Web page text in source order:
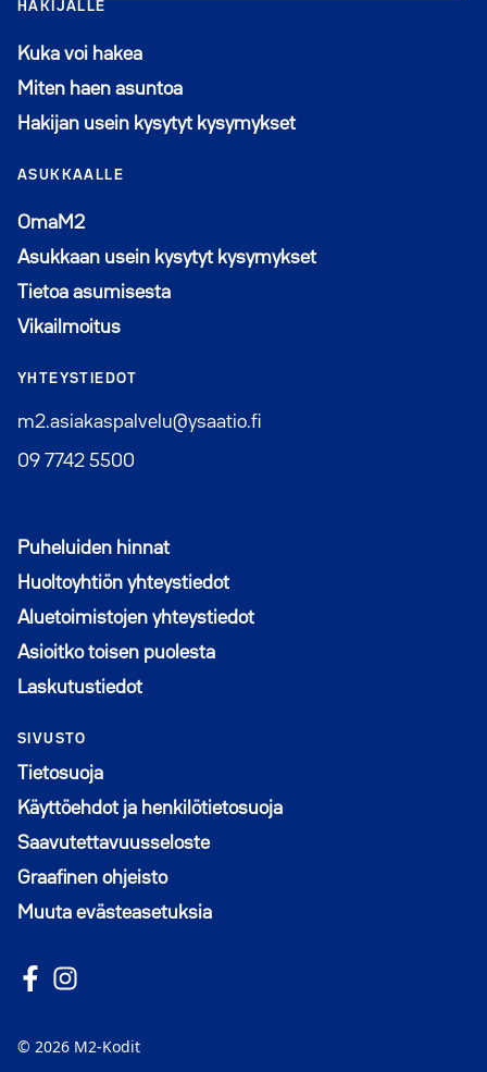
HAKIJALLE
Kuka voi hakea
Miten haen asuntoa
Hakijan usein kysytyt kysymykset
ASUKKAALLE
OmaM2Avautuu uuteen ikkunaan
Asukkaan usein kysytyt kysymykset
Tietoa asumisesta
Vikailmoitus
YHTEYSTIEDOT
m2.asiakaspalvelu@ysaatio.fi
09 7742 5500
Puheluiden hinnat
Huoltoyhtiön yhteystiedot
Aluetoimistojen yhteystiedot
Asioitko toisen puolesta
Laskutustiedot
SIVUSTO
Tietosuoja
Käyttöehdot ja henkilötietosuoja
Saavutettavuusseloste
Graafinen ohjeisto
Muuta evästeasetuksia
Seuraa meitä Facebookissa
Avautuu uuteen ikkunaan
Seuraa Instagramissa
Avautuu uuteen ikkunaan
© 2026 M2-Kodit